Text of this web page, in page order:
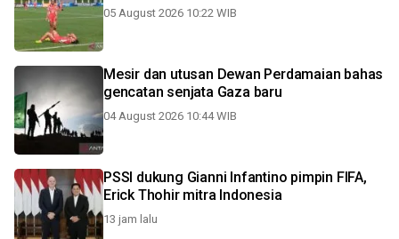
05 August 2026 10:22 WIB
Mesir dan utusan Dewan Perdamaian bahas
gencatan senjata Gaza baru
04 August 2026 10:44 WIB
PSSI dukung Gianni Infantino pimpin FIFA,
Erick Thohir mitra Indonesia
13 jam lalu